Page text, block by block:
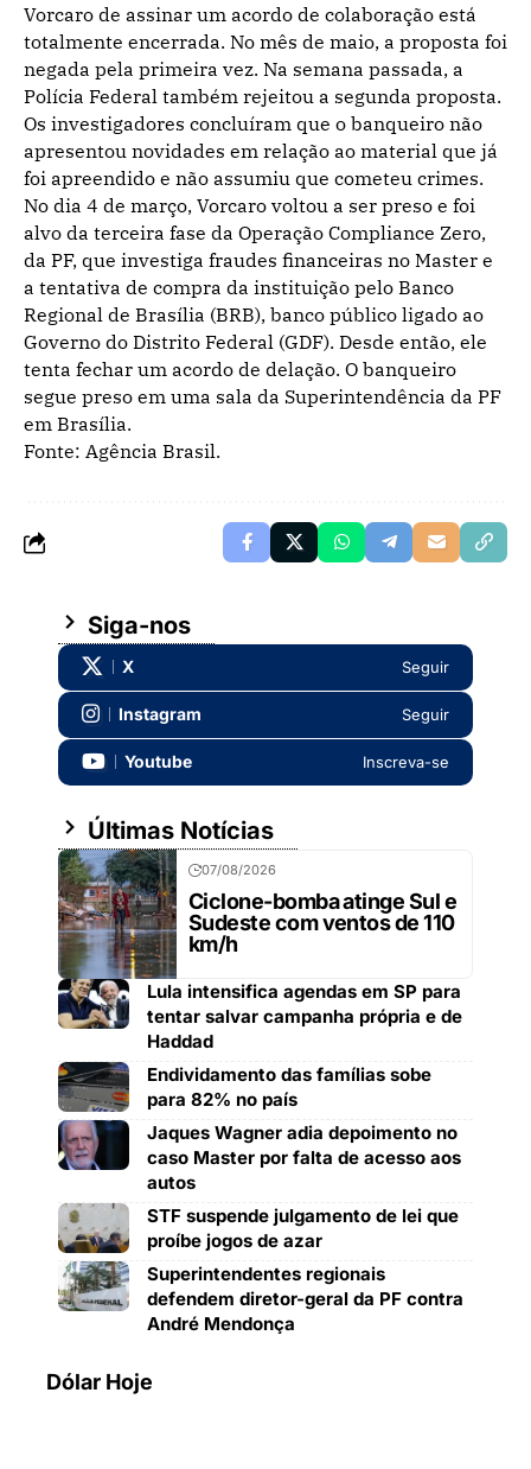
Vorcaro de assinar um acordo de colaboração está
totalmente encerrada. No mês de maio, a proposta foi
negada pela primeira vez. Na semana passada, a
Polícia Federal também rejeitou a segunda proposta.
Os investigadores concluíram que o banqueiro não
apresentou novidades em relação ao material que já
foi apreendido e não assumiu que cometeu crimes.
No dia 4 de março, Vorcaro voltou a ser preso e foi
alvo da terceira fase da Operação Compliance Zero,
da PF, que investiga fraudes financeiras no Master e
a tentativa de compra da instituição pelo Banco
Regional de Brasília (BRB), banco público ligado ao
Governo do Distrito Federal (GDF). Desde então, ele
tenta fechar um acordo de delação. O banqueiro
segue preso em uma sala da Superintendência da PF
em Brasília.
Fonte: Agência Brasil.
Siga-nos
X Seguir
Instagram Seguir
Youtube Inscreva-se
Últimas Notícias
07/08/2026
Ciclone-bomba atinge Sul e
Sudeste com ventos de 110
km/h
Lula intensifica agendas em SP para
tentar salvar campanha própria e de
Haddad
Endividamento das famílias sobe
para 82% no país
Jaques Wagner adia depoimento no
caso Master por falta de acesso aos
autos
STF suspende julgamento de lei que
proíbe jogos de azar
Superintendentes regionais
defendem diretor-geral da PF contra
André Mendonça
Dólar Hoje